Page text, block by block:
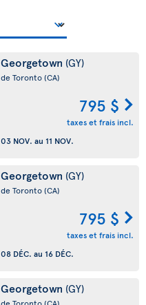
Georgetown (GY)
de Toronto(CA)
795 $
taxes et frais incl.
03 NOV. au 11 NOV.
Georgetown (GY)
de Toronto(CA)
795 $
taxes et frais incl.
08 DÉC. au 16 DÉC.
Georgetown (GY)
de Toronto(CA)